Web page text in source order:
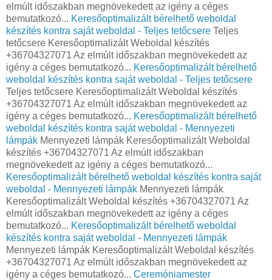
elmúlt időszakban megnövekedett az igény a céges
bemutatkozó... Keresőoptimalizált bérelhető weboldal
készítés kontra saját weboldal - Teljes tetőcsere Teljes
tetőcsere Keresőoptimalizált Weboldal készítés
+36704327071 Az elmúlt időszakban megnövekedett az
igény a céges bemutatkozó... Keresőoptimalizált bérelhető
weboldal készítés kontra saját weboldal - Teljes tetőcsere
Teljes tetőcsere Keresőoptimalizált Weboldal készítés
+36704327071 Az elmúlt időszakban megnövekedett az
igény a céges bemutatkozó... Keresőoptimalizált bérelhető
weboldal készítés kontra saját weboldal - Mennyezeti
lámpák Mennyezeti lámpák Keresőoptimalizált Weboldal
készítés +36704327071 Az elmúlt időszakban
megnövekedett az igény a céges bemutatkozó...
Keresőoptimalizált bérelhető weboldal készítés kontra saját
weboldal - Mennyezeti lámpák Mennyezeti lámpák
Keresőoptimalizált Weboldal készítés +36704327071 Az
elmúlt időszakban megnövekedett az igény a céges
bemutatkozó... Keresőoptimalizált bérelhető weboldal
készítés kontra saját weboldal - Mennyezeti lámpák
Mennyezeti lámpák Keresőoptimalizált Weboldal készítés
+36704327071 Az elmúlt időszakban megnövekedett az
igény a céges bemutatkozó... Ceremóniamester